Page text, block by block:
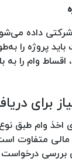
شرکتی داده
پروژه را
وام را به
برای
اخذ وام طبق
متفاوت
درخواست